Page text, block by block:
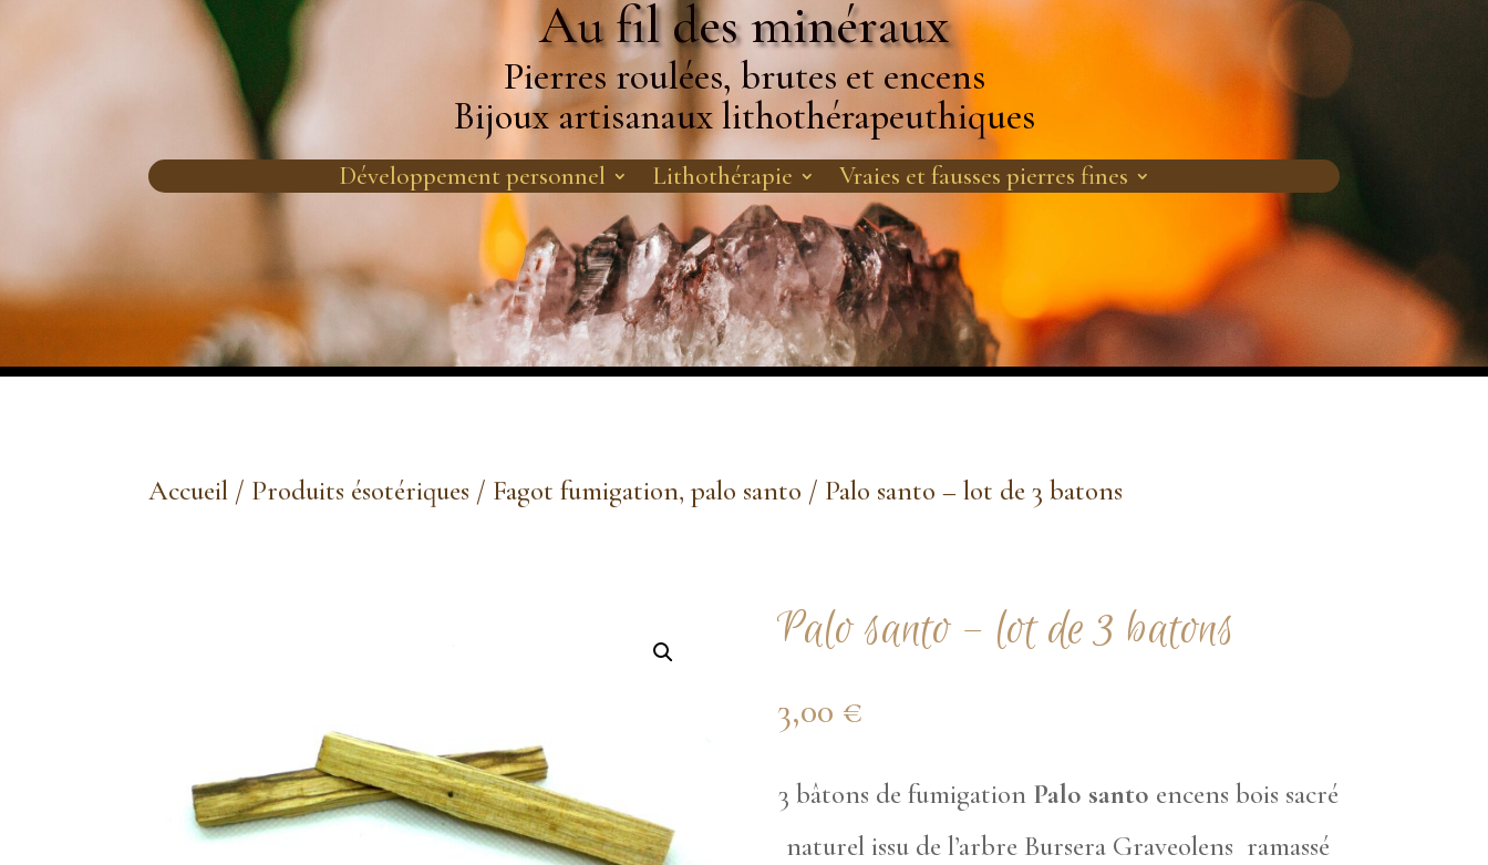
Au fil des minéraux
Pierres roulées, brutes et encens
Bijoux artisanaux lithothérapeuthiques
Développement personnel Lithothérapie Vraies et fausses pierres fines
Accueil / Produits ésotériques / Fagot fumigation, palo santo / Palo santo – lot de 3 batons
Palo santo – lot de 3 batons
3,00 €
3 bâtons de fumigation Palo santo encens bois sacré
naturel issu de l’arbre Bursera Graveolens ramassé